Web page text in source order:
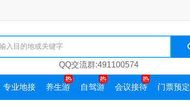
QQ交流群:491100574
专业地接 养生游 自驾游 会议接待 门票预定